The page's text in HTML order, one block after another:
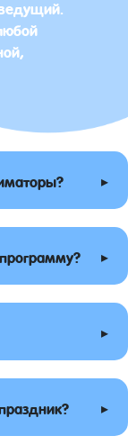
▸
▸
▸
▸